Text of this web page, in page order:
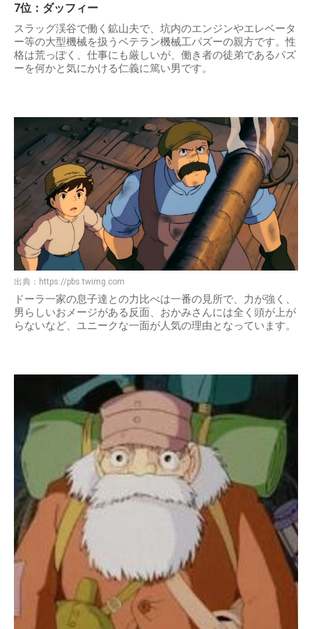
7位：ダッフィー
スラッグ渓谷で働く鉱山夫で、坑内のエンジンやエレベータ
ー等の大型機械を扱うベテラン機械工パズーの親方です。性
格は荒っぽく、仕事にも厳しいが、働き者の徒弟であるパズ
ーを何かと気にかける仁義に篤い男です。
出典： https://pbs.twimg.com
ドーラ一家の息子達との力比べは一番の見所で、力が強く、
男らしいおメージがある反面、おかみさんには全く頭が上が
らないなど、ユニークな一面が人気の理由となっています。